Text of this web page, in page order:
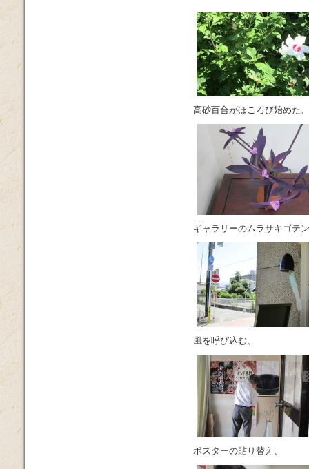
高砂百合がほころび始めた、
ギャラリーのムラサキゴテ
風を呼び込む、
ポスターの貼り替え、